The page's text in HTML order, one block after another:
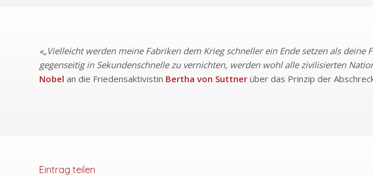
«„Vielleicht werden meine Fabriken dem Krieg schneller ein Ende setzen als
gegenseitig in Sekundenschnelle zu vernichten, werden wohl alle zivilisierten
Nobel an die Friedensaktivistin Bertha von Suttner über das Prinzip der
Eintrag teilen